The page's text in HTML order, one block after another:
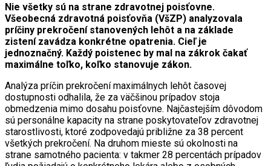
Nie všetky sú na strane zdravotnej poisťovne.
Všeobecná zdravotná poisťovňa (VšZP) analyzovala
príčiny prekročení stanovených lehôt a na základe
zistení zavádza konkrétne opatrenia. Cieľ je
jednoznačný. Každý poistenec by mal na zákrok čakať
maximálne toľko, koľko stanovuje zákon.
Analýza príčin prekročení maximálnych lehôt časovej
dostupnosti odhalila, že za väčšinou prípadov stoja
obmedzenia mimo dosahu poisťovne. Najčastejším dôvodom
sú personálne kapacity na strane poskytovateľov zdravotnej
starostlivosti, ktoré zodpovedajú približne za 38 percent
všetkých prekročení. Na druhom mieste sú okolnosti na
strane samotného pacienta: v takmer 28 percentách prípadov